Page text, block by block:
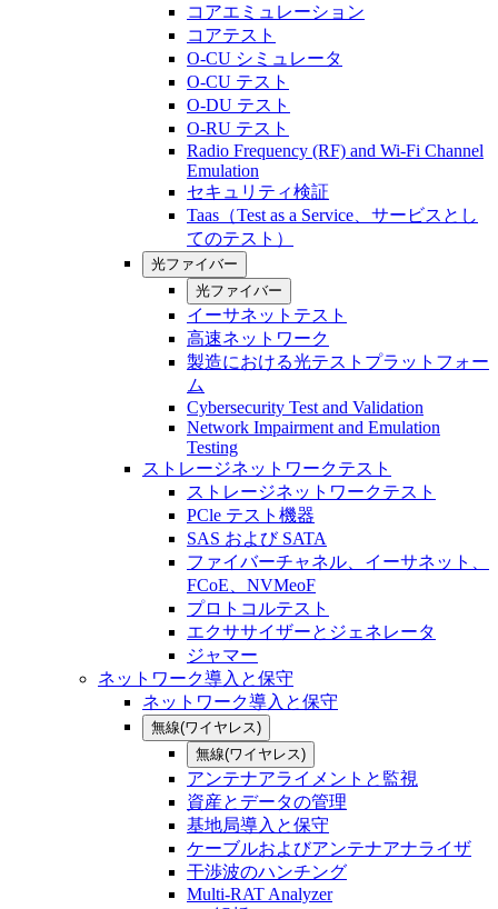
コアエミュレーション
コアテスト
O-CU シミュレータ
O-CU テスト
O-DU テスト
O-RU テスト
Radio Frequency (RF) and Wi-Fi Channel
Emulation
セキュリティ検証
Taas（Test as a Service、サービスとし
てのテスト）
光ファイバー
光ファイバー
イーサネットテスト
高速ネットワーク
製造における光テストプラットフォー
ム
Cybersecurity Test and Validation
Network Impairment and Emulation
Testing
ストレージネットワークテスト
ストレージネットワークテスト
PCle テスト機器
SAS および SATA
ファイバーチャネル、イーサネット、
FCoE、NVMeoF
プロトコルテスト
エクササイザーとジェネレータ
ジャマー
ネットワーク導入と保守
ネットワーク導入と保守
無線(ワイヤレス)
無線(ワイヤレス)
アンテナアライメントと監視
資産とデータの管理
基地局導入と保守
ケーブルおよびアンテナアナライザ
干渉波のハンチング
Multi-RAT Analyzer